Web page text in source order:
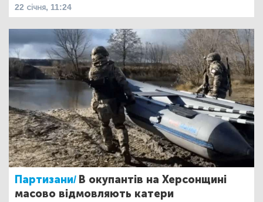
22 січня, 11:24
Партизани/ В окупантів на Херсонщині
масово відмовляють катери